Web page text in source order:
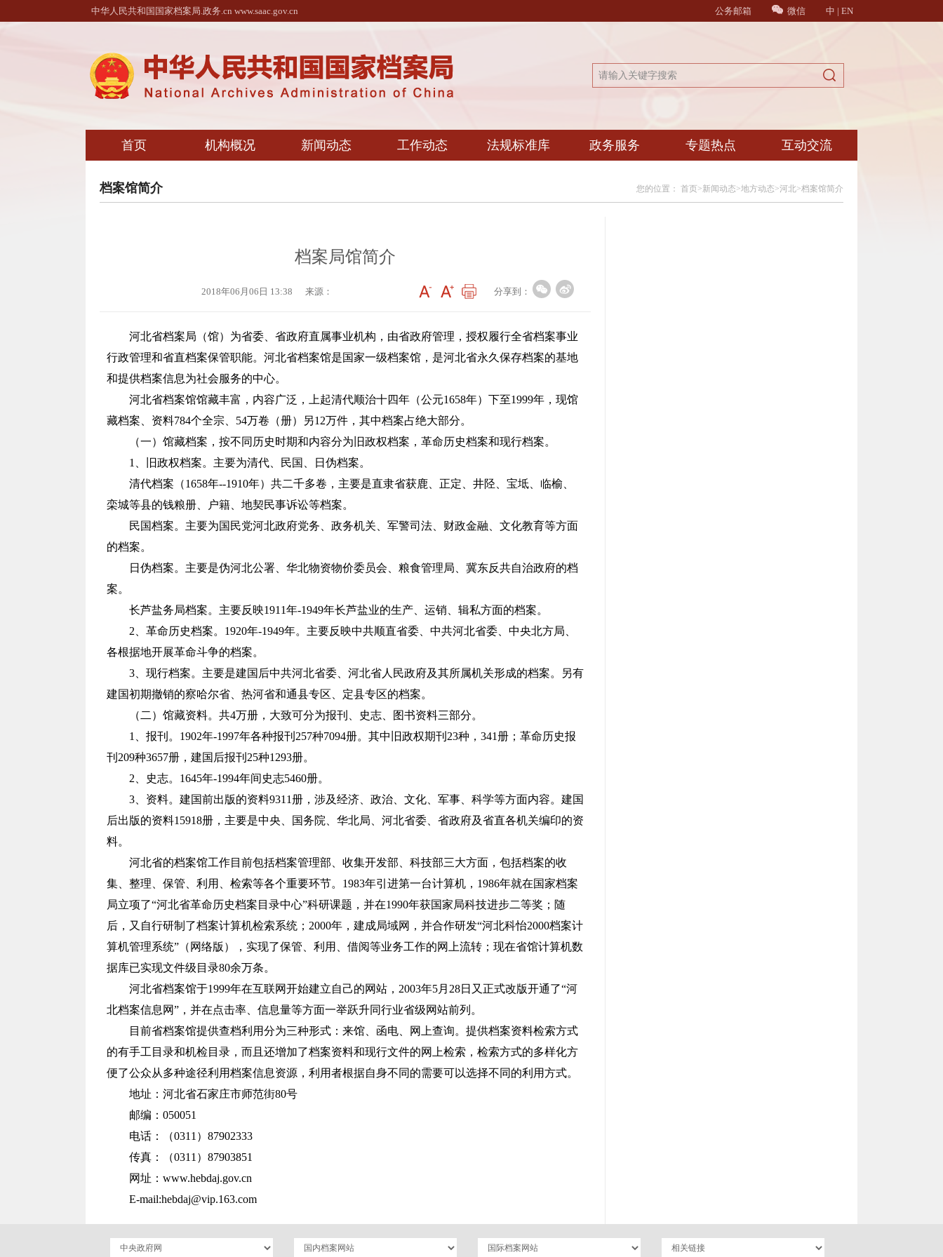
中华人民共和国国家档案局.政务.cn www.saac.gov.cn 公务邮箱 微信 中 | EN
首页 机构概况 新闻动态 工作动态 法规标准库 政务服务 专题热点 互动交流
您的位置： 首页>新闻动态>地方动态>河北>档案馆简介
档案馆简介
档案局馆简介
2018年06月06日 13:38 来源： 分享到：
河北省档案局（馆）为省委、省政府直属事业机构，由省政府管理，授权履行全省档案事业
行政管理和省直档案保管职能。河北省档案馆是国家一级档案馆，是河北省永久保存档案的基地
和提供档案信息为社会服务的中心。
河北省档案馆馆藏丰富，内容广泛，上起清代顺治十四年（公元1658年）下至1999年，现馆
藏档案、资料784个全宗、54万卷（册）另12万件，其中档案占绝大部分。
（一）馆藏档案，按不同历史时期和内容分为旧政权档案，革命历史档案和现行档案。
1、旧政权档案。主要为清代、民国、日伪档案。
清代档案（1658年--1910年）共二千多卷，主要是直隶省获鹿、正定、井陉、宝坻、临榆、
栾城等县的钱粮册、户籍、地契民事诉讼等档案。
民国档案。主要为国民党河北政府党务、政务机关、军警司法、财政金融、文化教育等方面
的档案。
日伪档案。主要是伪河北公署、华北物资物价委员会、粮食管理局、冀东反共自治政府的档
案。
长芦盐务局档案。主要反映1911年-1949年长芦盐业的生产、运销、辑私方面的档案。
2、革命历史档案。1920年-1949年。主要反映中共顺直省委、中共河北省委、中央北方局、
各根据地开展革命斗争的档案。
3、现行档案。主要是建国后中共河北省委、河北省人民政府及其所属机关形成的档案。另有
建国初期撤销的察哈尔省、热河省和通县专区、定县专区的档案。
（二）馆藏资料。共4万册，大致可分为报刊、史志、图书资料三部分。
1、报刊。1902年-1997年各种报刊257种7094册。其中旧政权期刊23种，341册；革命历史报
刊209种3657册，建国后报刊25种1293册。
2、史志。1645年-1994年间史志5460册。
3、资料。建国前出版的资料9311册，涉及经济、政治、文化、军事、科学等方面内容。建国
后出版的资料15918册，主要是中央、国务院、华北局、河北省委、省政府及省直各机关编印的资
料。
河北省的档案馆工作目前包括档案管理部、收集开发部、科技部三大方面，包括档案的收
集、整理、保管、利用、检索等各个重要环节。1983年引进第一台计算机，1986年就在国家档案
局立项了“河北省革命历史档案目录中心”科研课题，并在1990年获国家局科技进步二等奖；随
后，又自行研制了档案计算机检索系统；2000年，建成局域网，并合作研发“河北科怡2000档案计
算机管理系统”（网络版），实现了保管、利用、借阅等业务工作的网上流转；现在省馆计算机数
据库已实现文件级目录80余万条。
河北省档案馆于1999年在互联网开始建立自己的网站，2003年5月28日又正式改版开通了“河
北档案信息网”，并在点击率、信息量等方面一举跃升同行业省级网站前列。
目前省档案馆提供查档利用分为三种形式：来馆、函电、网上查询。提供档案资料检索方式
的有手工目录和机检目录，而且还增加了档案资料和现行文件的网上检索，检索方式的多样化方
便了公众从多种途径利用档案信息资源，利用者根据自身不同的需要可以选择不同的利用方式。
地址：河北省石家庄市师范街80号
邮编：050051
电话：（0311）87902333
传真：（0311）87903851
网址：www.hebdaj.gov.cn
E-mail:hebdaj@vip.163.com